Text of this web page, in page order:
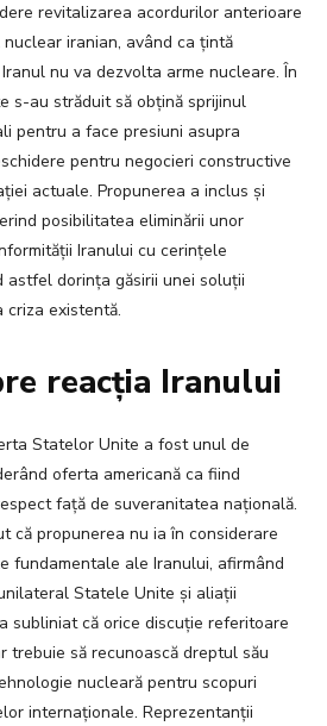
revitalizarea acordurilor anterioare
iranian, având ca țintă
nu va dezvolta arme nucleare. În
s-au străduit să obțină sprijinul
pentru a face presiuni asupra
pentru negocieri constructive
actuale. Propunerea a inclus și
posibilitatea eliminării unor
Iranului cu cerințele
astfel dorința găsirii unei soluții
criza existentă.
reacția Iranului
Statelor Unite a fost unul de
oferta americană ca fiind
față de suveranitatea națională.
că propunerea nu ia în considerare
fundamentale ale Iranului, afirmând
Statele Unite și aliații
subliniat că orice discuție referitoare
trebuie să recunoască dreptul său
nucleară pentru scopuri
internaționale. Reprezentanții